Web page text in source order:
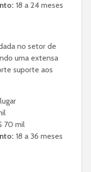
18 a 24 meses
no setor de
uma extensa
suporte aos
70 mil
18 a 36 meses